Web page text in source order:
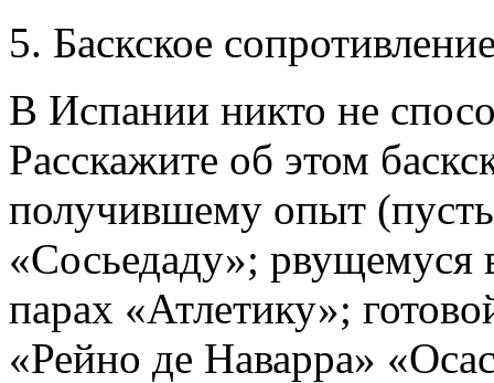
5. Баскское
В Испании никто не
Расскажите об этом
получившему опыт
«Сосьедаду»; рвущемуся
парах «Атлетику»;
«Рейно де Наварра»